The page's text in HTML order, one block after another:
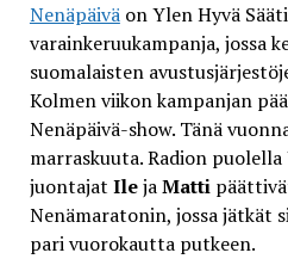
Nenäpäiväon Ylen Hyvä
varainkeruukampanja, jossa
suomalaisten
Kolmen viikon kampanjan
Nenäpäivä-show. Tänä
marraskuuta. Radion
juontajat IlejaMatti
Nenämaratonin, jossa jätkät
pari vuorokautta putkeen.